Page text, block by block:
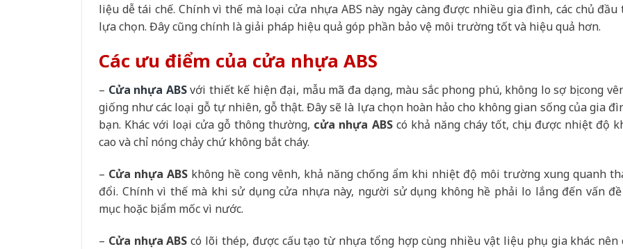
liệu dễ tái chế. Chính vì thế mà loại cửa nhựa ABS này ngày càng được nhiều gia đình, các chủ đầu
lựa chọn. Đây cũng chính là giải pháp hiệu quả góp phần bảo vệ môi trường tốt và hiệu quả hơn.
Các ưu điểm của cửa nhựa ABS
– Cửa nhựa ABSvới thiết kế hiện đại, mẫu mã đa dạng, màu sắc phong phú, không lo sợ bị cong
giống như các loại gỗ tự nhiên, gỗ thật. Đây sẽ là lựa chọn hoàn hảo cho không gian sống của gia
bạn. Khác với loại cửa gỗ thông thường, cửa nhựa ABScó khả năng cháy tốt, chịu được nhiệt độ
cao và chỉ nóng chảy chứ không bắt cháy.
– Cửa nhựa ABS không hề cong vênh, khả năng chống ẩm khi nhiệt độ môi trường xung quanh
đổi. Chính vì thế mà khi sử dụng cửa nhựa này, người sử dụng không hề phải lo lắng đến vấn đề
mục hoặc bị ẩm mốc vì nước.
– Cửa nhựa ABS có lõi thép, được cấu tạo từ nhựa tổng hợp cùng nhiều vật liệu phụ gia khác nên